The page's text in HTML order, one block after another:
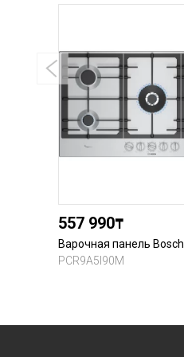
557 990₸
Варочная панель Bosch
PCR9A5I90M